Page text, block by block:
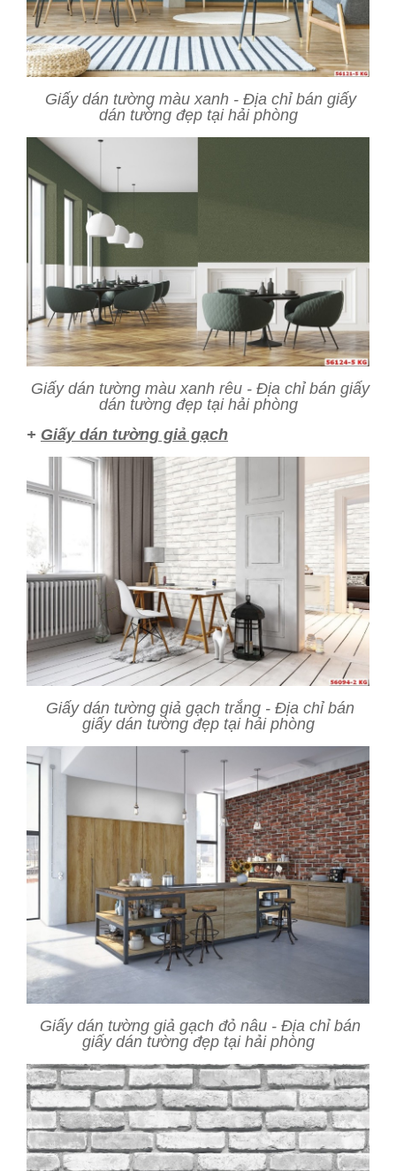
Giấy dán tường màu xanh - Địa chỉ bán giấy
dán tường đẹp tại hải phòng
Giấy dán tường màu xanh rêu - Địa chỉ bán giấy
dán tường đẹp tại hải phòng
+ Giấy dán tường giả gạch
Giấy dán tường giả gạch trắng - Địa chỉ bán
giấy dán tường đẹp tại hải phòng
Giấy dán tường giả gạch đỏ nâu - Địa chỉ bán
giấy dán tường đẹp tại hải phòng